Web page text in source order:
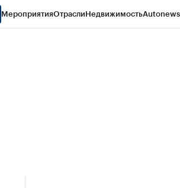
МероприятияОтраслиНедвижимостьAutonews